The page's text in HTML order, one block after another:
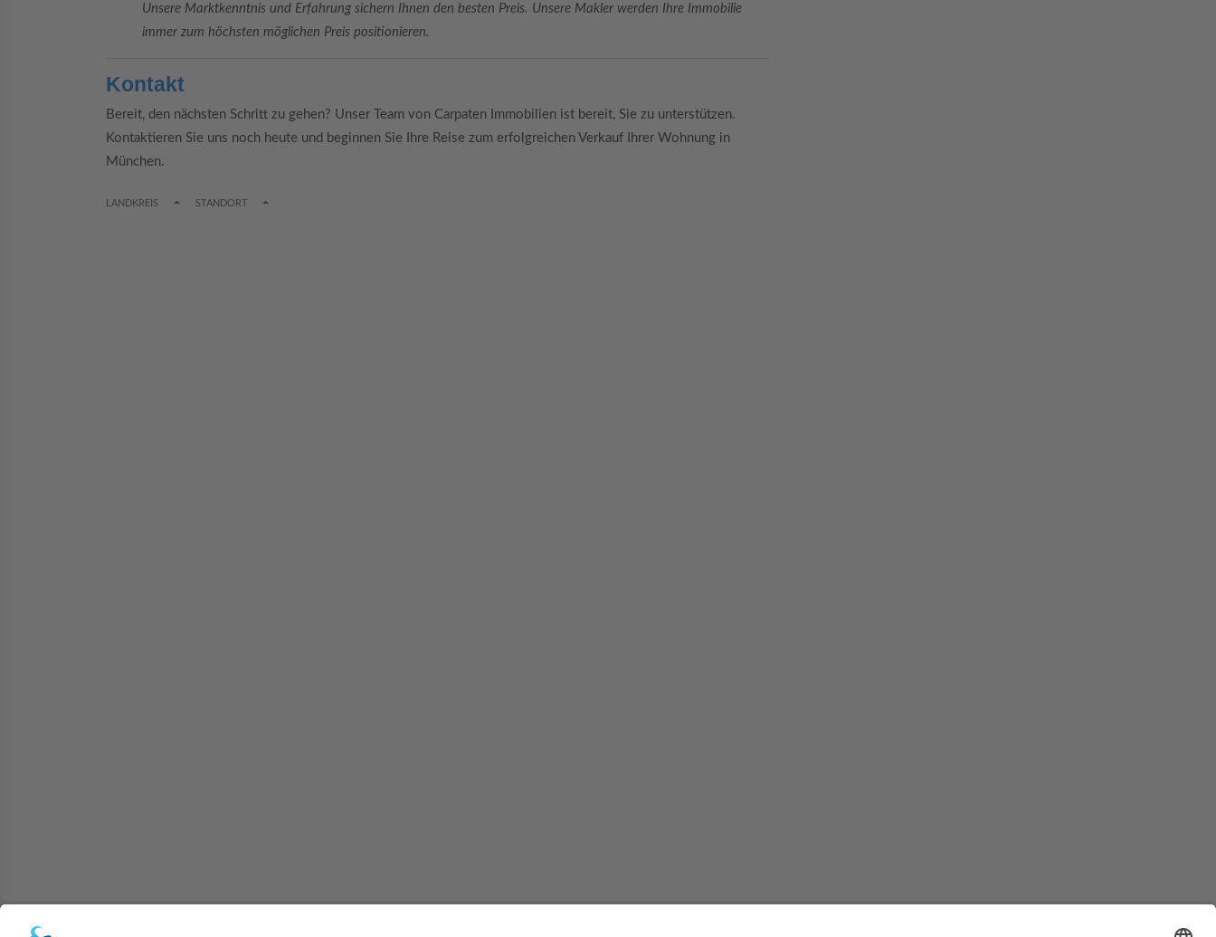
Unsere Marktkenntnis und Erfahrung sichern Ihnen den besten Preis. Unsere Makler werden Ihre Immobilie
immer zum höchsten möglichen Preis positionieren.
Kontakt
Bereit, den nächsten Schritt zu gehen? Unser Team von Carpaten Immobilien ist bereit, Sie zu unterstützen.
Kontaktieren Sie uns noch heute und beginnen Sie Ihre Reise zum erfolgreichen Verkauf Ihrer Wohnung in
München.
LANDKREIS TOGGLE DROPDOWN
STANDORT TOGGLE DROPDOWN